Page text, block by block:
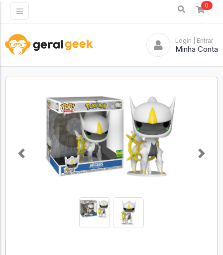
0
Login | Entrar
Minha Conta